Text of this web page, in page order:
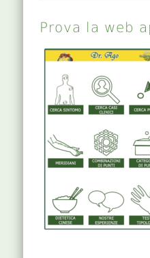
Prova la web